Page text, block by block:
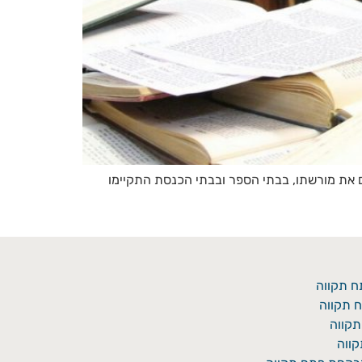
את מורשתו, בבתי הספר ובבתי הכנסת התקיימו
תקווה
תקווה